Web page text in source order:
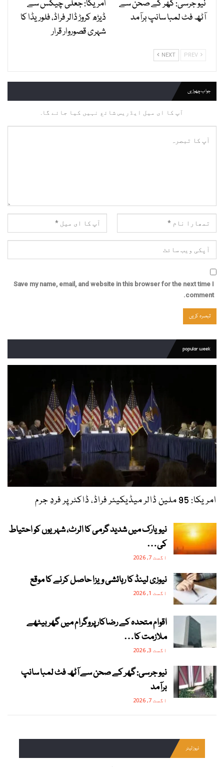
نیو جرسی: گھر کے صحن سے
آٹھ فٹ لمبا سانپ برآمد
امریکا: جعلی چیکس سے
ڈیڑھ کروڑ ڈالر فراڈ، فلوریڈا کا
شہری قصوروار قرار
NEXT
جواب چھوڑیں
آپ کا ای میل ایڈریس شائع نہیں کیا جائے گا.
Save my name, email, and website in this browser for the next time I
comment.
popular week
امریکا: 95 ملین ڈالر میڈیکیئر فراڈ، ڈاکٹر پر فردِ جرم
نیویارک میں شدید گرمی کا الرٹ، شہریوں کو احتیاط
کی…
اگست 7, 2026
نیوزی لینڈ کا رہائشی ویزا حاصل کرنے کا موقع
اگست 1, 2026
اقوام متحدہ کے رضاکار پروگرام میں گھر بیٹھے
ملازمت کا…
اگست 3, 2026
نیو جرسی: گھر کے صحن سے آٹھ فٹ لمبا سانپ
برآمد
اگست 7, 2026
نیوز لیٹر